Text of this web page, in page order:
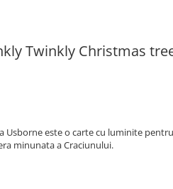
Twinkly Christmas
Usborne este o carte cu luminite
minunata a Craciunului.